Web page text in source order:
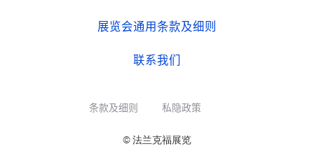
展览会通用条款及细则
联系我们
条款及细则 私隐政策
© 法兰克福展览